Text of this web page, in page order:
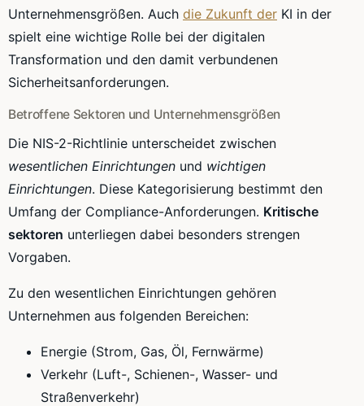
Unternehmensgrößen. Auch die Zukunft der KI in der
spielt eine wichtige Rolle bei der digitalen
Transformation und den damit verbundenen
Sicherheitsanforderungen.
Betroffene Sektoren und Unternehmensgrößen
Die NIS-2-Richtlinie unterscheidet zwischen
wesentlichen Einrichtungen und wichtigen
Einrichtungen. Diese Kategorisierung bestimmt den
Umfang der Compliance-Anforderungen. Kritische
sektoren unterliegen dabei besonders strengen
Vorgaben.
Zu den wesentlichen Einrichtungen gehören
Unternehmen aus folgenden Bereichen:
Energie (Strom, Gas, Öl, Fernwärme)
Verkehr (Luft-, Schienen-, Wasser- und
Straßenverkehr)